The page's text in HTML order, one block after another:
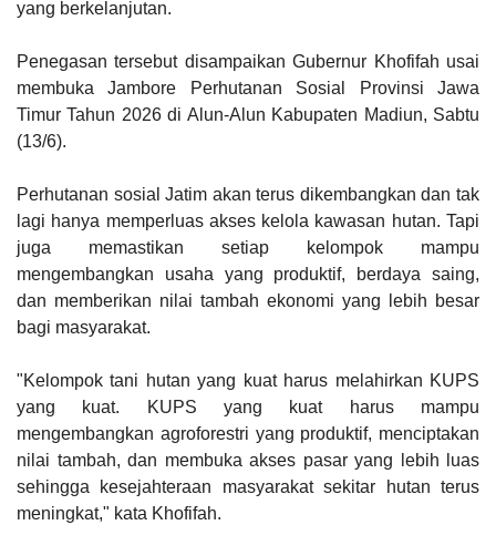
yang berkelanjutan.
Penegasan tersebut disampaikan Gubernur Khofifah usai
membuka Jambore Perhutanan Sosial Provinsi Jawa
Timur Tahun 2026 di Alun-Alun Kabupaten Madiun, Sabtu
(13/6).
Perhutanan sosial Jatim akan terus dikembangkan dan tak
lagi hanya memperluas akses kelola kawasan hutan. Tapi
juga memastikan setiap kelompok mampu
mengembangkan usaha yang produktif, berdaya saing,
dan memberikan nilai tambah ekonomi yang lebih besar
bagi masyarakat.
"Kelompok tani hutan yang kuat harus melahirkan KUPS
yang kuat. KUPS yang kuat harus mampu
mengembangkan agroforestri yang produktif, menciptakan
nilai tambah, dan membuka akses pasar yang lebih luas
sehingga kesejahteraan masyarakat sekitar hutan terus
meningkat," kata Khofifah.